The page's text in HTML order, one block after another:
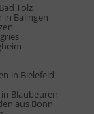
Tölz
in Balingen
in Bielefeld
Blaubeuren
aus Bonn